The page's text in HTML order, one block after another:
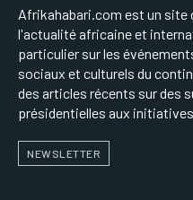
Afrikahabari.com est un site
l'actualité africaine et
particulier sur les
sociaux et culturels du
des articles récents sur des
présidentielles aux
NEWSLETTER